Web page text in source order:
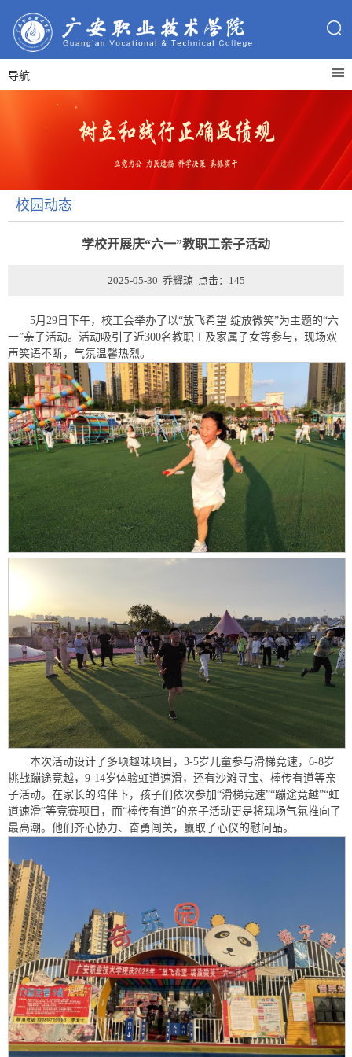
导航
校园动态
学校开展庆“六一”教职工亲子活动
2025-05-30 乔耀琼 点击： 145
5月29日下午，校工会举办了以“放飞希望 绽放微笑”为主题的“六
一”亲子活动。活动吸引了近300名教职工及家属子女等参与，现场欢
声笑语不断，气氛温馨热烈。
本次活动设计了多项趣味项目，3-5岁儿童参与滑梯竞速，6-8岁
挑战蹦途竞越，9-14岁体验虹道速滑，还有沙滩寻宝、棒传有道等亲
子活动。在家长的陪伴下，孩子们依次参加“滑梯竞速”“蹦途竞越”“虹
道速滑”等竞赛项目，而“棒传有道”的亲子活动更是将现场气氛推向了
最高潮。他们齐心协力、奋勇闯关，赢取了心仪的慰问品。